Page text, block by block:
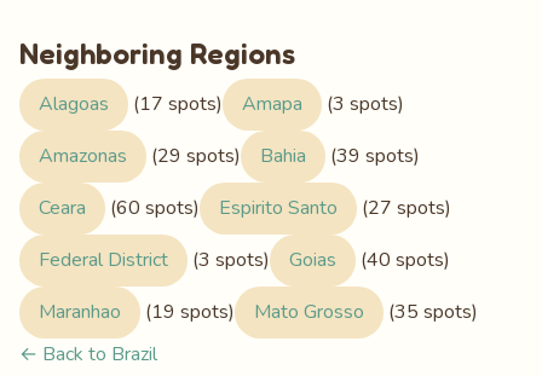
Neighboring Regions
Alagoas (17 spots) Amapa
(3 spots)
Amazonas
(29 spots) Bahia
(39 spots)
Ceara
(60 spots) Espirito Santo
(27 spots)
Federal District
(3 spots) Goias
(40 spots)
Maranhao
(19 spots) Mato Grosso
(35 spots)
← Back to Brazil